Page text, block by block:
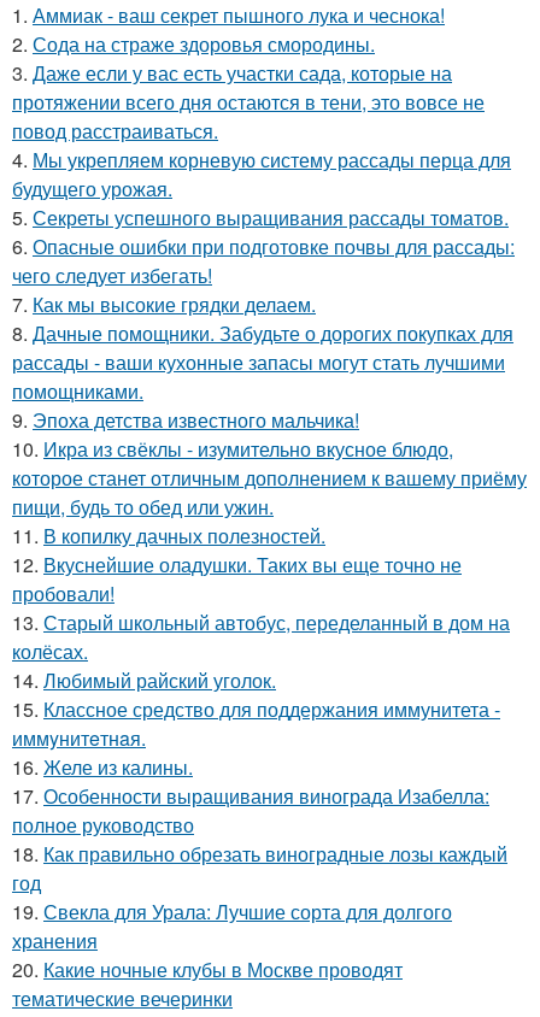
1. Аммиак - ваш секрет пышного лука и чеснока!
2. Сода на страже здоровья смородины.
3. Даже если у вас есть участки сада, которые на
протяжении всего дня остаются в тени, это вовсе не
повод расстраиваться.
4. Мы укрепляем корневую систему рассады перца для
будущего урожая.
5. Секреты успешного выращивания рассады томатов.
6. Опасные ошибки при подготовке почвы для рассады:
чего следует избегать!
7. Как мы высокие грядки делаем.
8. Дачные помощники. Забудьте о дорогих покупках для
рассады - ваши кухонные запасы могут стать лучшими
помощниками.
9. Эпоха детства известного мальчика!
10. Икра из свёклы - изумительно вкусное блюдо,
которое станет отличным дополнением к вашему приёму
пищи, будь то обед или ужин.
11. В копилку дачных полезностей.
12. Вкуснейшие оладушки. Таких вы еще точно не
пробовали!
13. Старый школьный автобус, переделанный в дом на
колёсах.
14. Любимый райский уголок.
15. Классное средство для поддержания иммунитета -
иммyнитeтнaя.
16. Желе из калины.
17. Особенности выращивания винограда Изабелла:
полное руководство
18. Как правильно обрезать виноградные лозы каждый
год
19. Свекла для Урала: Лучшие сорта для долгого
хранения
20. Какие ночные клубы в Москве проводят
тематические вечеринки